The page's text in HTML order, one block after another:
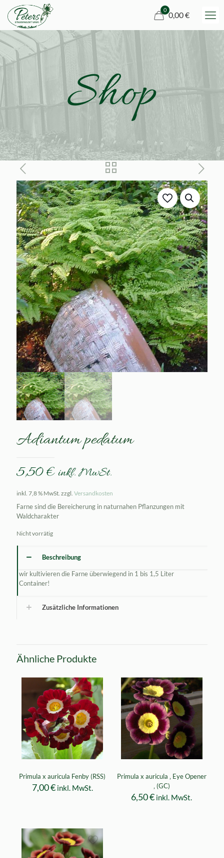
0
0,00 €
Shop
Adiantum pedatum
5,50€ inkl. MwSt.
inkl. 7,8 % MwSt. zzgl. Versandkosten
Farne sind die Bereicherung in naturnahen Pflanzungen mit
Waldcharakter
Nicht vorrätig
Beschreibung
wir kultivieren die Farne überwiegend in 1 bis 1,5 Liter
Container!
Zusätzliche Informationen
Ähnliche Produkte
Primula x auricula Fenby (RSS)
7,00€ inkl. MwSt.
Primula x auricula ‚ Eye Opener
‚ (GC)
6,50€ inkl. MwSt.